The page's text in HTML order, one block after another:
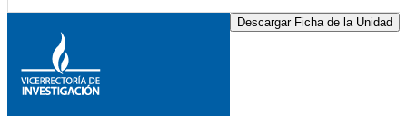
Descargar Ficha de la Unidad